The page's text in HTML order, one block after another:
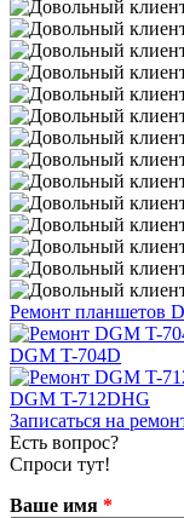
Ремонт планшетов
DGM T-704D
DGM T-712DHG
Записаться на
Есть вопрос?
Спроси тут!
Ваше имя *